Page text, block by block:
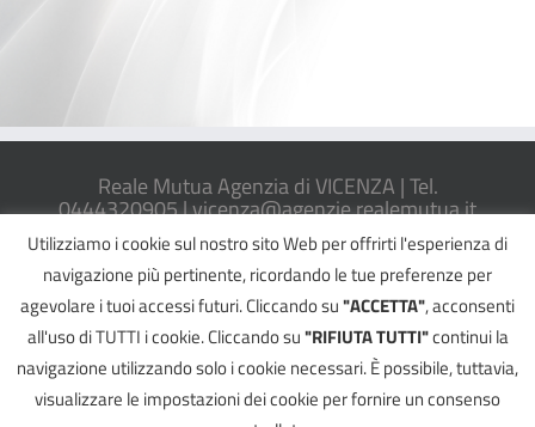
Reale Mutua Agenzia di VICENZA | Tel.
0444320905 |vicenza@agenzie.realemutua.it
PEC: cavallonitonioloassicurazioni@legalmail.it
P.Iva: 03658340249 | Iscrizione RUI IVASS n.
A000373053|Informativa Arbitro AAS
© 2026 Reale Mutua Agenzia di VICENZA - All Rights Reserved |
Privacy|Cookie Policy|Reclami
2000Net Srl SmartWEB360° platform
Utilizziamo i cookie sul nostro sito Web per offrirti l'esperienza di
navigazione più pertinente, ricordando le tue preferenze per
agevolare i tuoi accessi futuri. Cliccando su"ACCETTA", acconsenti
all'uso di TUTTI i cookie. Cliccando su"RIFIUTA TUTTI"continui la
navigazione utilizzando solo i cookie necessari. È possibile, tuttavia,
visualizzare le impostazioni dei cookie per fornire un consenso